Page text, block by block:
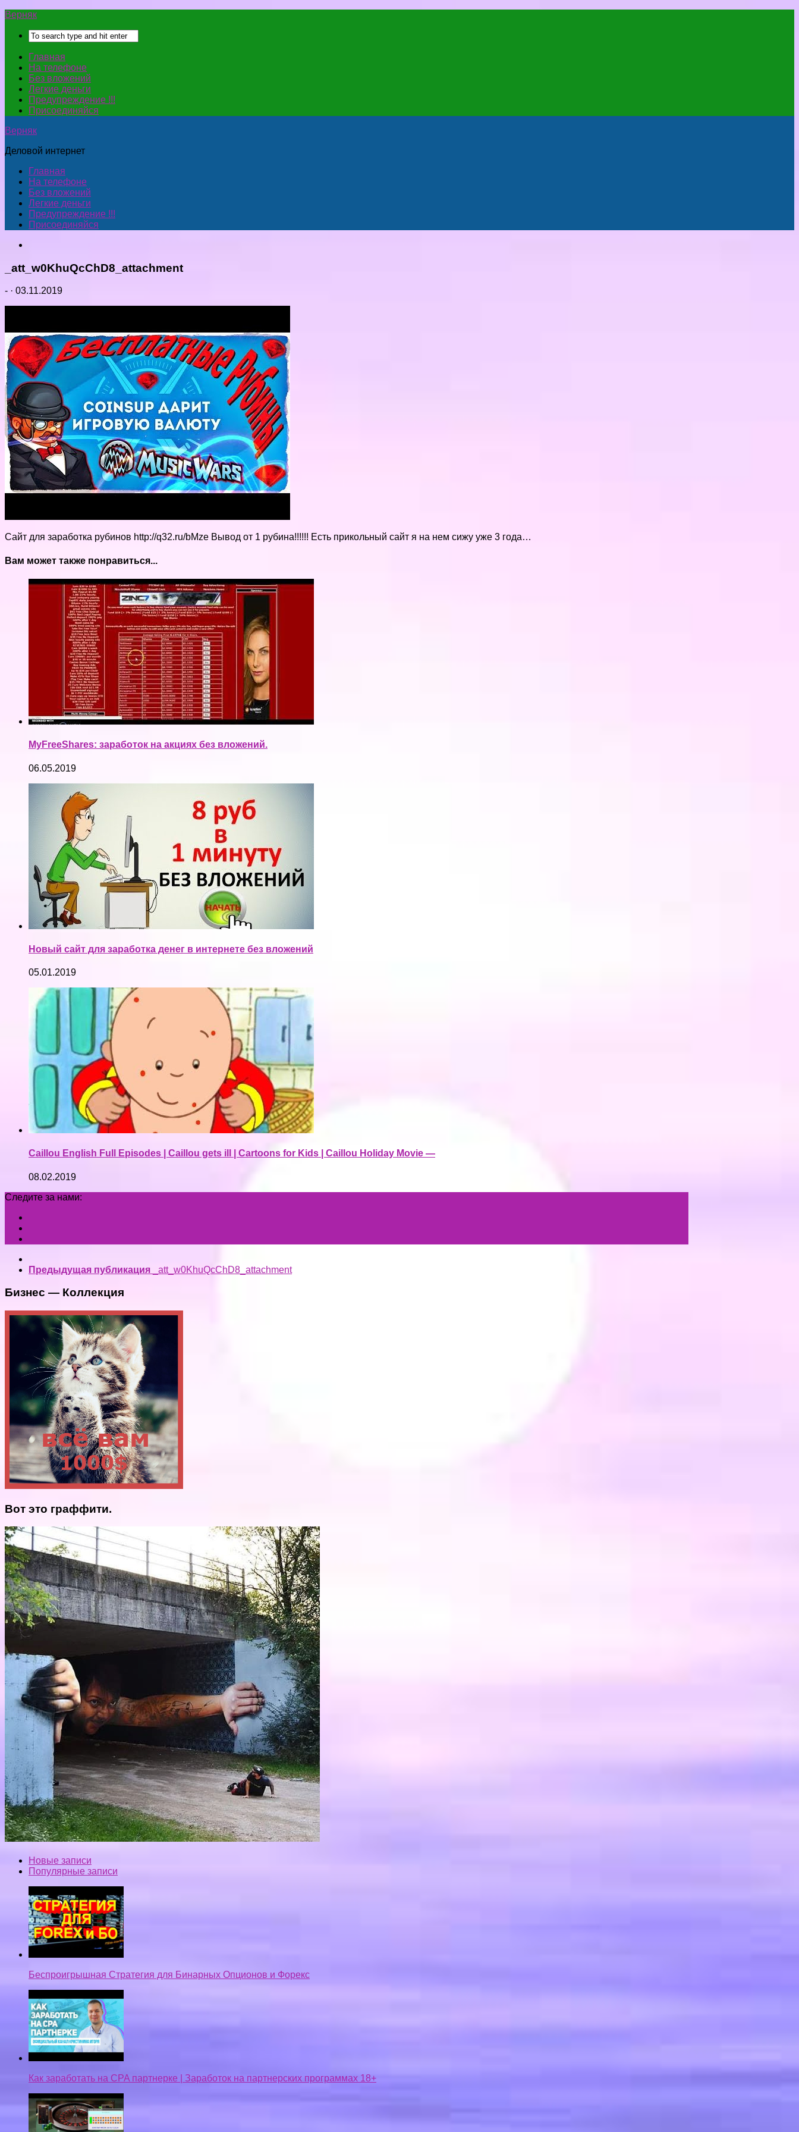
Верняк
Главная
На телефоне
Без вложений
Легкие деньги
Предупреждение !!!
Присоединяйся
Верняк
Деловой интернет
Главная
На телефоне
Без вложений
Легкие деньги
Предупреждение !!!
Присоединяйся
_att_w0KhuQcChD8_attachment
- · 03.11.2019
Сайт для заработка рубинов http://q32.ru/bMze Вывод от 1 рубина!!!!!! Есть прикольный сайт я на нем сижу уже 3 года…
Вам может также понравиться...
MyFreeShares: заработок на акциях без вложений.
06.05.2019
Новый сайт для заработка денег в интернете без вложений
05.01.2019
Caillou English Full Episodes | Caillou gets ill | Cartoons for Kids | Caillou Holiday Movie —
08.02.2019
Следите за нами:
Предыдущая публикация _att_w0KhuQcChD8_attachment
Бизнес — Коллекция
Вот это граффити.
Новые записи
Популярные записи
Беспроигрышная Стратегия для Бинарных Опционов и Форекс
Как заработать на CPA партнерке | Заработок на партнерских программах 18+